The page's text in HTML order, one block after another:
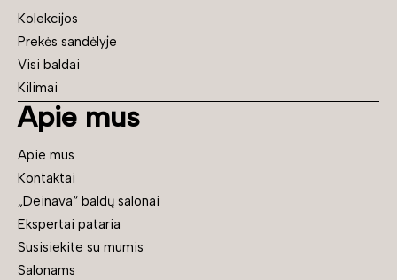
Kolekcijos
Prekės sandėlyje
Visi baldai
Kilimai
Apie mus
Apie mus
Kontaktai
„Deinava“ baldų salonai
Ekspertai pataria
Susisiekite su mumis
Salonams